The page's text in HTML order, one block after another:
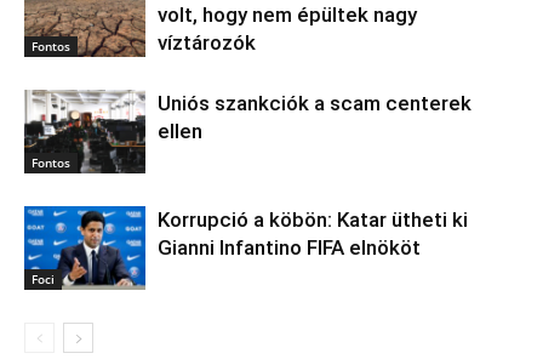
Fontos
volt, hogy nem épültek nagy
víztározók
Fontos
Uniós szankciók a scam centerek
ellen
Foci
Korrupció a köbön: Katar ütheti ki
Gianni Infantino FIFA elnököt